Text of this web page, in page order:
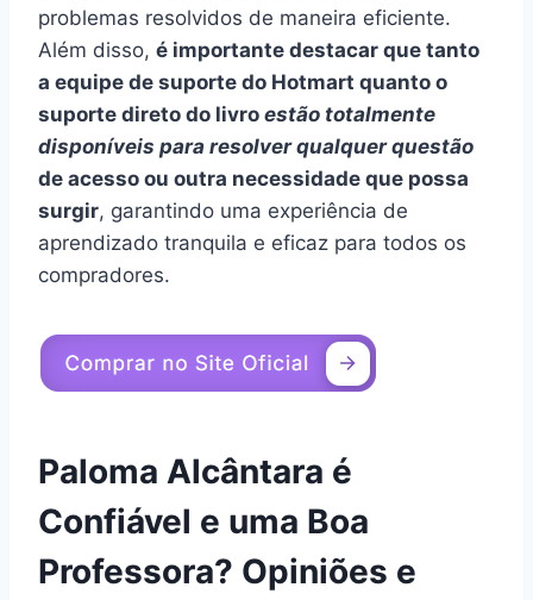
problemas resolvidos de maneira eficiente.
Além disso, é importante destacar que tanto
a equipe de suporte do Hotmart quanto o
suporte direto do livro estão totalmente
disponíveis para resolver qualquer questão
de acesso ou outra necessidade que possa
surgir, garantindo uma experiência de
aprendizado tranquila e eficaz para todos os
compradores.
Paloma Alcântara é
Confiável e uma Boa
Professora? Opiniões e